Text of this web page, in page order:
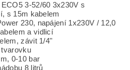
3-52/60 3x230V s
s 15m kabelem
230, napájení 1x230V / 12,0
a vidlicí
závit 1/4"
tvarovku
0-10 bar
8 litrů